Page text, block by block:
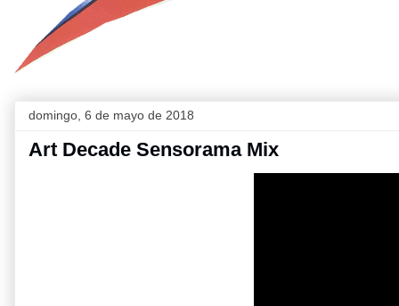
domingo, 6 de mayo de 2018
Art Decade Sensorama Mix